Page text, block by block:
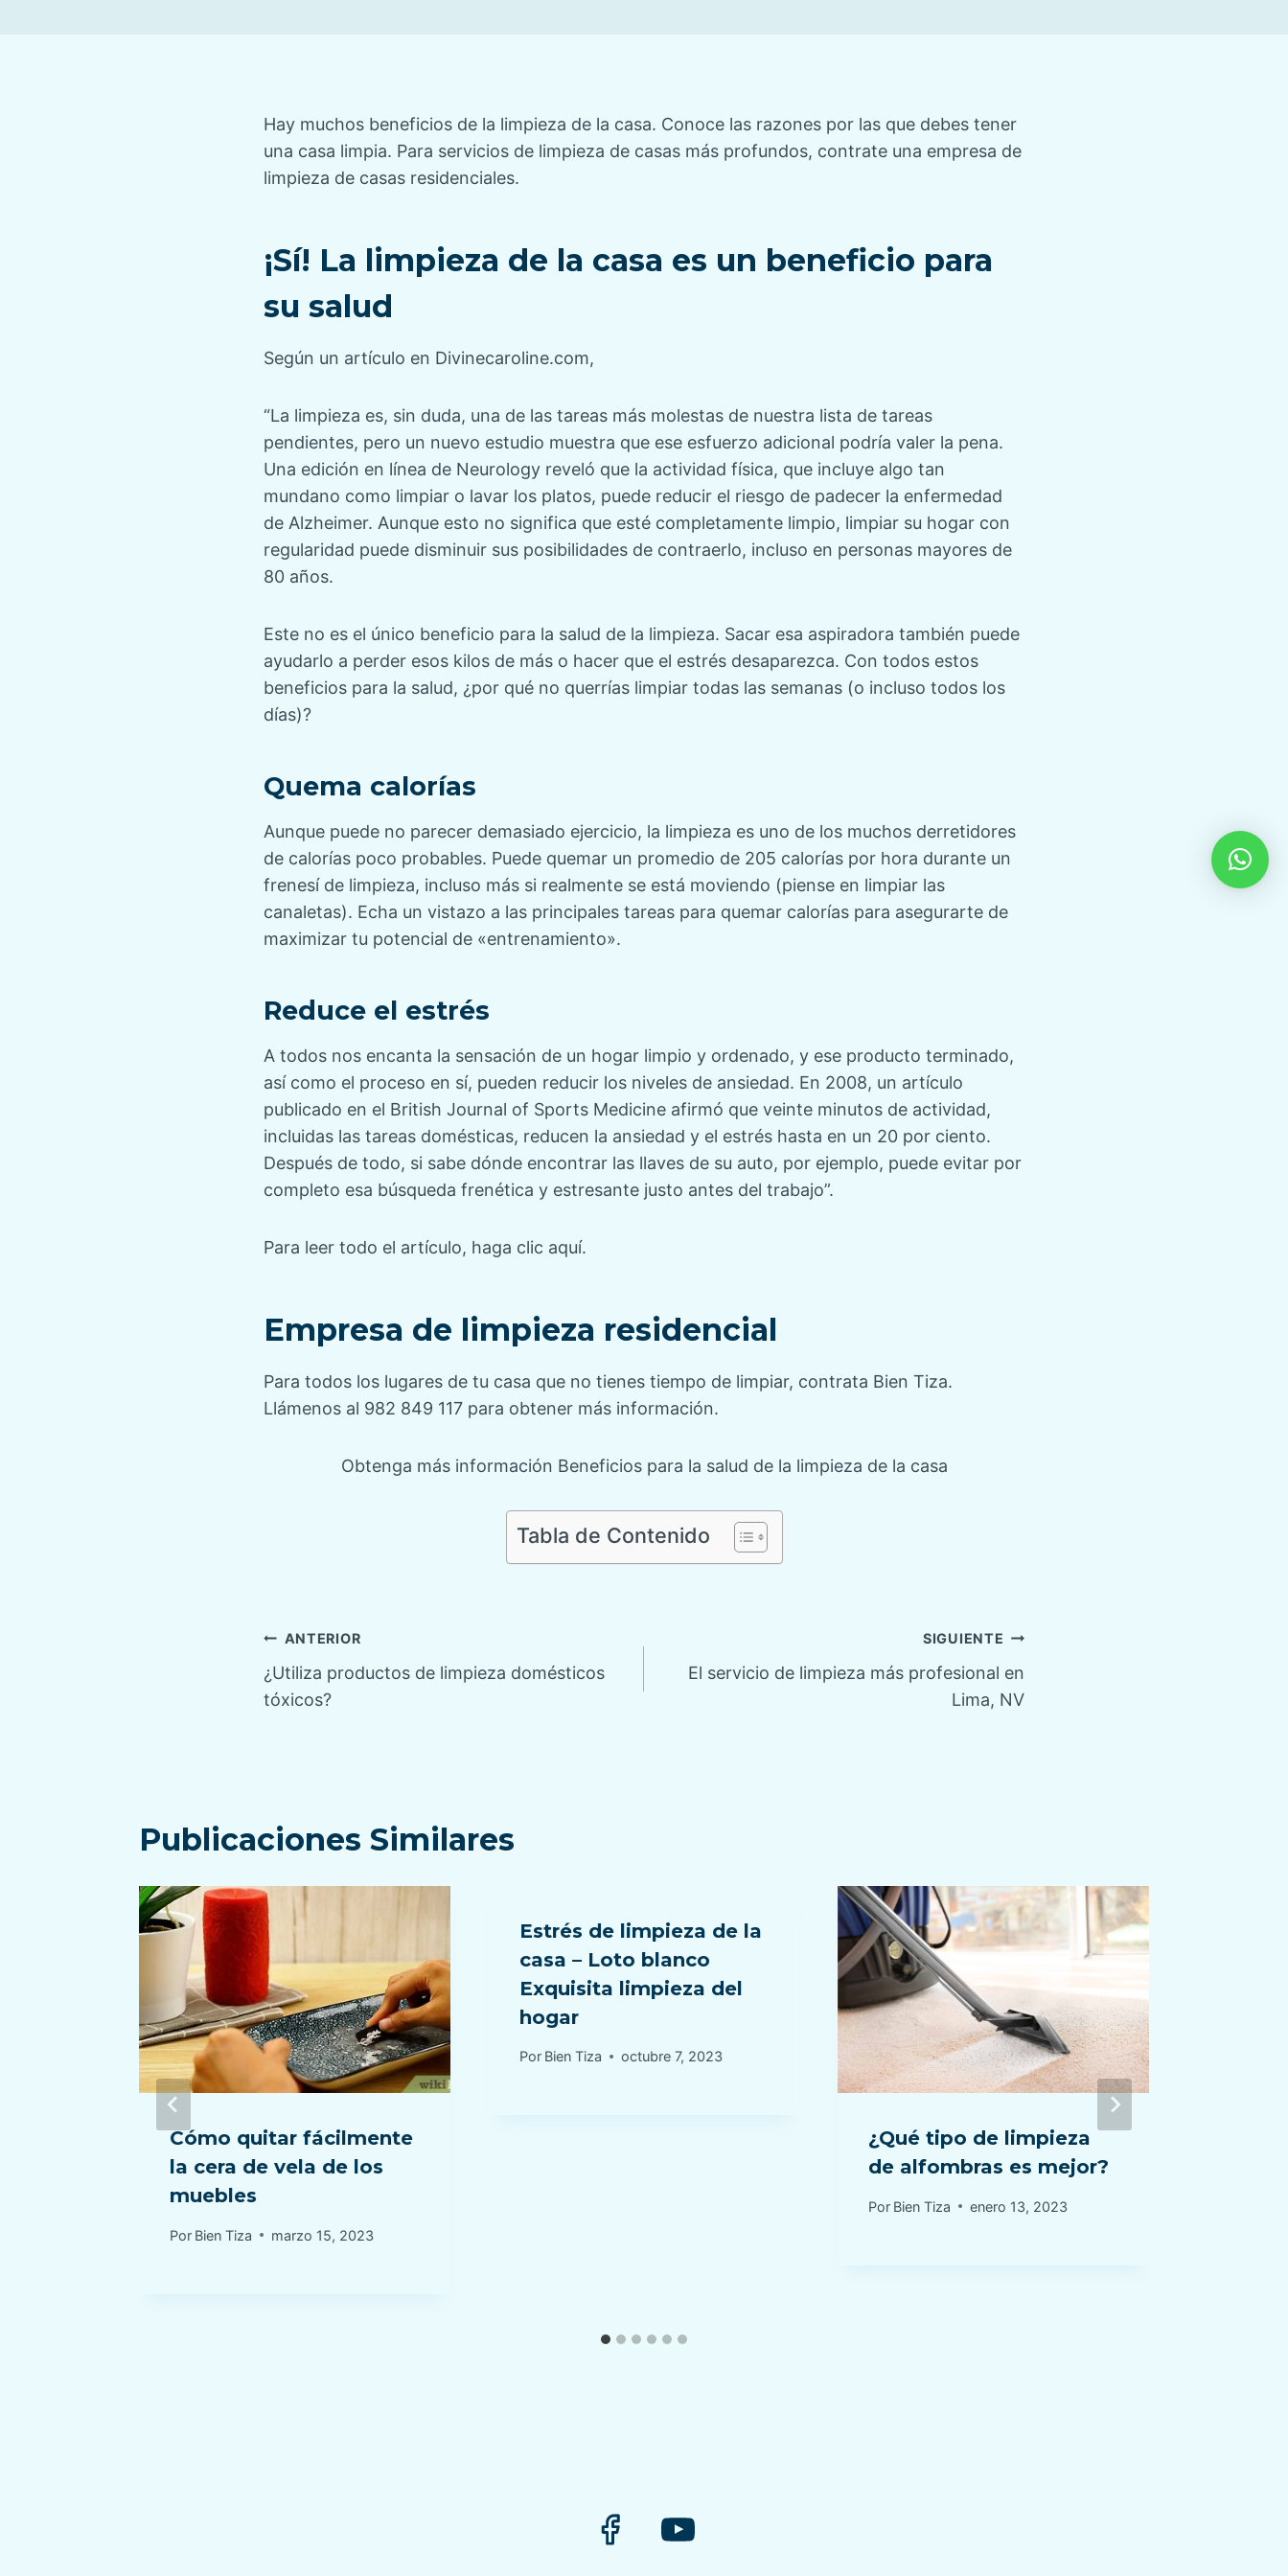
Hay muchos beneficios de la limpieza de la casa. Conoce las razones por las que debes tener
una casa limpia. Para servicios de limpieza de casas más profundos, contrate una empresa de
limpieza de casas residenciales.
¡Sí! La limpieza de la casa es un beneficio para
su salud
Según un artículo en Divinecaroline.com,
“La limpieza es, sin duda, una de las tareas más molestas de nuestra lista de tareas
pendientes, pero un nuevo estudio muestra que ese esfuerzo adicional podría valer la pena.
Una edición en línea de Neurology reveló que la actividad física, que incluye algo tan
mundano como limpiar o lavar los platos, puede reducir el riesgo de padecer la enfermedad
de Alzheimer. Aunque esto no significa que esté completamente limpio, limpiar su hogar con
regularidad puede disminuir sus posibilidades de contraerlo, incluso en personas mayores de
80 años.
Este no es el único beneficio para la salud de la limpieza. Sacar esa aspiradora también puede
ayudarlo a perder esos kilos de más o hacer que el estrés desaparezca. Con todos estos
beneficios para la salud, ¿por qué no querrías limpiar todas las semanas (o incluso todos los
días)?
Quema calorías
Aunque puede no parecer demasiado ejercicio, la limpieza es uno de los muchos derretidores
de calorías poco probables. Puede quemar un promedio de 205 calorías por hora durante un
frenesí de limpieza, incluso más si realmente se está moviendo (piense en limpiar las
canaletas). Echa un vistazo a las principales tareas para quemar calorías para asegurarte de
maximizar tu potencial de «entrenamiento».
Reduce el estrés
A todos nos encanta la sensación de un hogar limpio y ordenado, y ese producto terminado,
así como el proceso en sí, pueden reducir los niveles de ansiedad. En 2008, un artículo
publicado en el British Journal of Sports Medicine afirmó que veinte minutos de actividad,
incluidas las tareas domésticas, reducen la ansiedad y el estrés hasta en un 20 por ciento.
Después de todo, si sabe dónde encontrar las llaves de su auto, por ejemplo, puede evitar por
completo esa búsqueda frenética y estresante justo antes del trabajo”.
Para leer todo el artículo, haga clic aquí.
Empresa de limpieza residencial
Para todos los lugares de tu casa que no tienes tiempo de limpiar, contrata Bien Tiza.
Llámenos al 982 849 117 para obtener más información.
Obtenga más información Beneficios para la salud de la limpieza de la casa
Tabla de Contenido
Navegación
de
ANTERIOR
¿Utiliza productos de limpieza domésticos
tóxicos?
SIGUIENTE
El servicio de limpieza más profesional en
Lima, NV
Publicaciones Similares
Cómo quitar fácilmente
la cera de vela de los
muebles
Por Bien Tiza marzo 15, 2023
Estrés de limpieza de la
casa – Loto blanco
Exquisita limpieza del
hogar
Por Bien Tiza octubre 7, 2023
¿Qué tipo de limpieza
de alfombras es mejor?
Por Bien Tiza enero 13, 2023